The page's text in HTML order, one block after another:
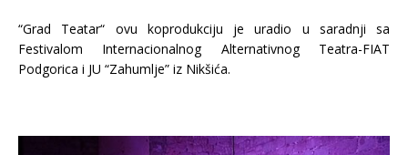
“Grad Teatar“ ovu koprodukciju je uradio u saradnji sa
Festivalom Internacionalnog Alternativnog Teatra-FIAT
Podgorica i JU “Zahumlje” iz Nikšića.